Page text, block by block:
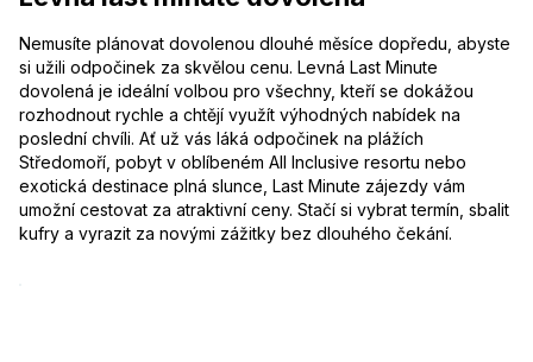
Nemusíte plánovat dovolenou dlouhé měsíce dopředu, abyste
si užili odpočinek za skvělou cenu. Levná Last Minute
dovolená je ideální volbou pro všechny, kteří se dokážou
rozhodnout rychle a chtějí využít výhodných nabídek na
poslední chvíli. Ať už vás láká odpočinek na plážích
Středomoří, pobyt v oblíbeném All Inclusive resortu nebo
exotická destinace plná slunce, Last Minute zájezdy vám
umožní cestovat za atraktivní ceny. Stačí si vybrat termín, sbalit
kufry a vyrazit za novými zážitky bez dlouhého čekání.